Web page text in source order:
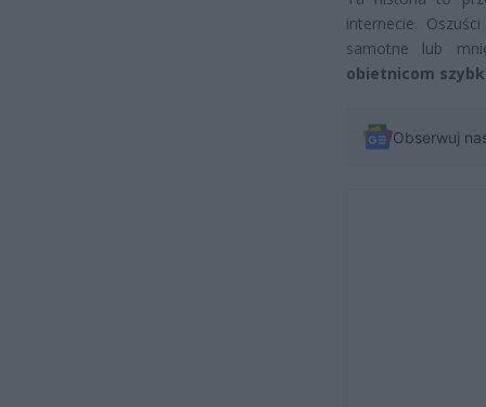
internecie.
samotne lub
obietnicom
Obserwuj